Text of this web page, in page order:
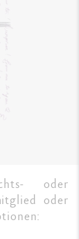
oder
oder